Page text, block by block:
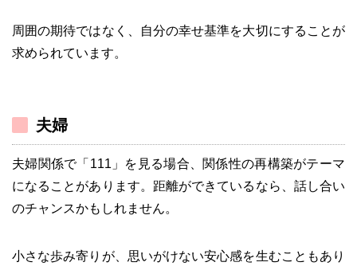
周囲の期待ではなく、自分の幸せ基準を大切にすることが
求められています。
夫婦
夫婦関係で「111」を見る場合、関係性の再構築がテーマ
になることがあります。距離ができているなら、話し合い
のチャンスかもしれません。
小さな歩み寄りが、思いがけない安心感を生むこともあり